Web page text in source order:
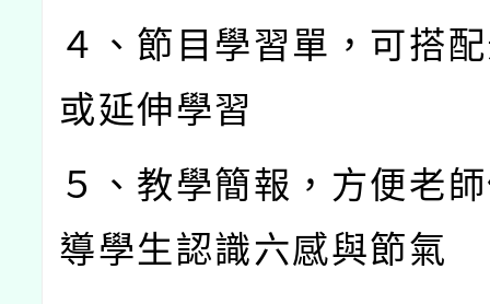
４、節目學習單，可搭
或延伸學習
５、教學簡報，方便老
導學生認識六感與節氣